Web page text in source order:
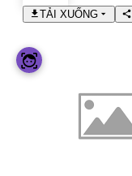
TẢI XUỐNG